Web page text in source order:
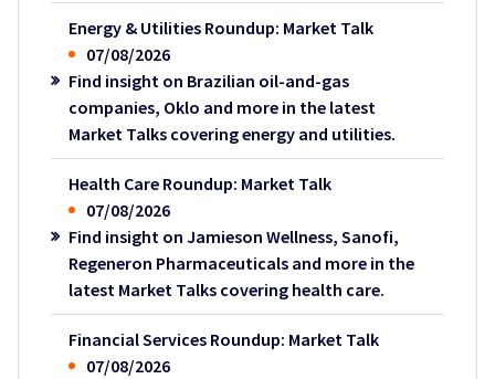
Energy & Utilities Roundup: Market Talk
07/08/2026
Find insight on Brazilian oil-and-gas
companies, Oklo and more in the latest
Market Talks covering energy and utilities.
Health Care Roundup: Market Talk
07/08/2026
Find insight on Jamieson Wellness, Sanofi,
Regeneron Pharmaceuticals and more in the
latest Market Talks covering health care.
Financial Services Roundup: Market Talk
07/08/2026